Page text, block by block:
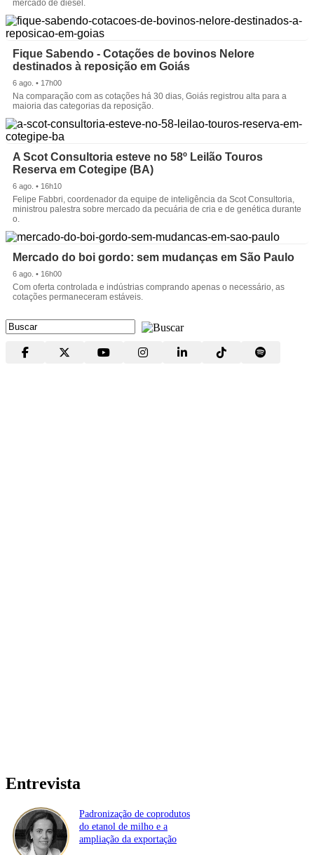
mercado de diesel.
Fique Sabendo - Cotações de bovinos Nelore
destinados à reposição em Goiás
6 ago. • 17h00
Na comparação com as cotações há 30 dias, Goiás registrou alta para a
maioria das categorias da reposição.
A Scot Consultoria esteve no 58º Leilão Touros
Reserva em Cotegipe (BA)
6 ago. • 16h10
Felipe Fabbri, coordenador da equipe de inteligência da Scot Consultoria,
ministrou palestra sobre mercado da pecuária de cria e de genética durante
o.
Mercado do boi gordo: sem mudanças em São Paulo
6 ago. • 16h00
Com oferta controlada e indústrias comprando apenas o necessário, as
cotações permaneceram estáveis.
Entrevista
Padronização de coprodutos
do etanol de milho e a
ampliação da exportação